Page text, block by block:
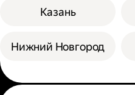
Казань
Нижний Новгород